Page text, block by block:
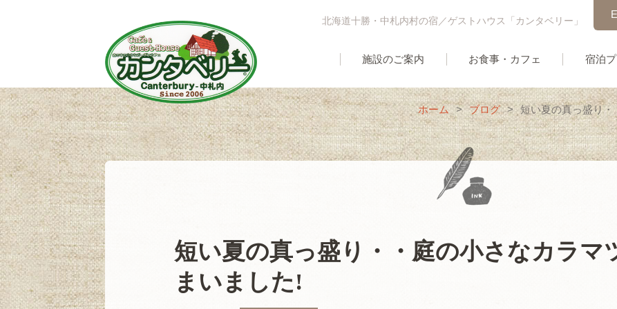
北海道十勝・中札内村の宿／ゲストハウス「カンタベリー」
施設のご案内 お食事・カフェ 宿泊
ホーム > ブログ > 短い夏の真っ盛り
短い夏の真っ盛り・・庭の小さなカラマ
まいました!